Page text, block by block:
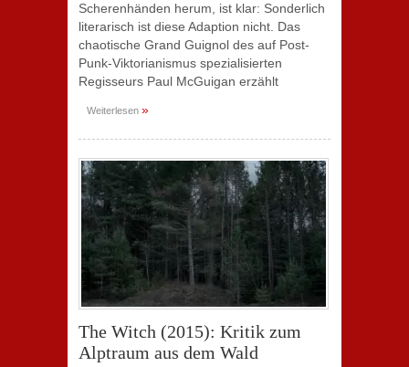
Scherenhänden herum, ist klar: Sonderlich
literarisch ist diese Adaption nicht. Das
chaotische Grand Guignol des auf Post-
Punk-Viktorianismus spezialisierten
Regisseurs Paul McGuigan erzählt
Weiterlesen »
The Witch (2015): Kritik zum
Alptraum aus dem Wald